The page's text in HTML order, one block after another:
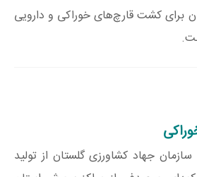
برای کشت قارچ‌های خوراکی و دارویی
جهاد کشاورزی گلستان از تولید